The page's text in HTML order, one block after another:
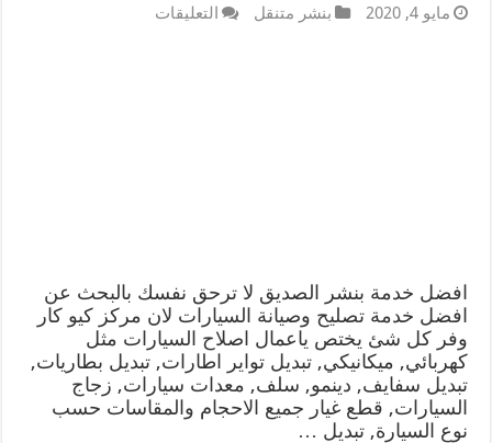
مايو 4, 2020 بنشر متنقل التعليقات
افضل خدمة بنشر الصديق لا ترحق نفسك بالبحث عن
افضل خدمة تصليح وصيانة السيارات لان مركز كيو كار
وفر كل شئ يختص ياعمال اصلاح السيارات مثل
كهربائي, ميكانيكي, تبديل تواير اطارات, تبديل بطاريات,
تبديل سفايف, دينمو, سلف, معدات سيارات, زجاج
السيارات, قطع غيار جميع الاحجام والمقاسات حسب
نوع السيارة, تبديل …